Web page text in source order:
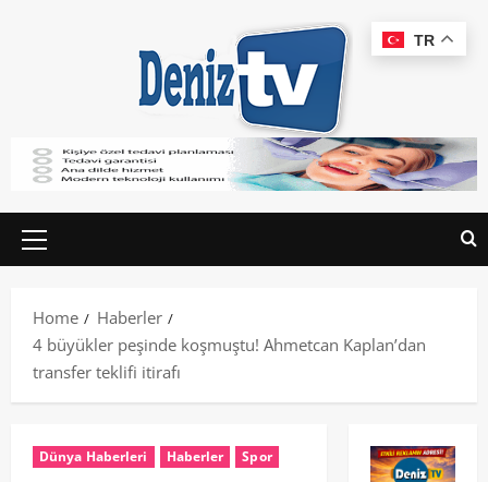
Home
Haberler
4 büyükler peşinde koşmuştu! Ahmetcan Kaplan’dan
transfer teklifi itirafı
Dünya Haberleri Haberler Spor
TR